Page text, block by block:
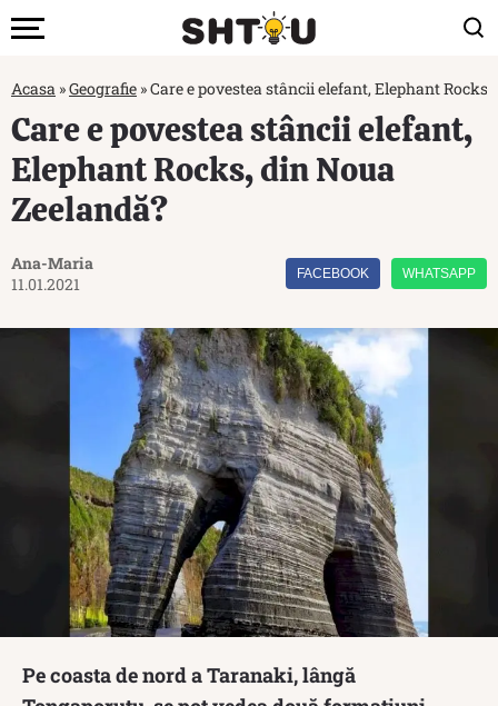
Acasa »Geografie »Care e povestea stâncii elefant, Elephant Rocks,
Care e povestea stâncii elefant,
Elephant Rocks, din Noua
Zeelandă?
Ana-Maria
11.01.2021
FACEBOOK WHATSAPP
Pe coasta de nord a Taranaki, lângă